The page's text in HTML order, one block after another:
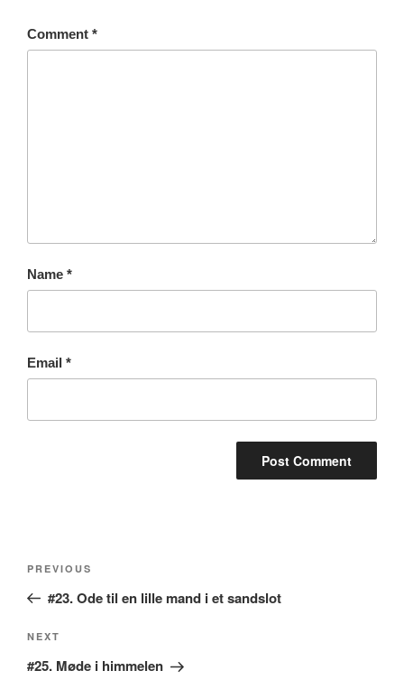
Comment *
Name *
Email *
Previous
Post
PREVIOUS
#23. Ode til en lille mand i et sandslot
Next
Post
NEXT
#25. Møde i himmelen